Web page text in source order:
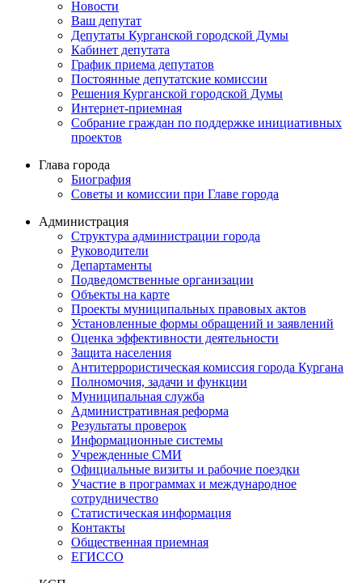
Новости
Ваш депутат
Депутаты Курганской городской Думы
Кабинет депутата
График приема депутатов
Постоянные депутатские комиссии
Решения Курганской городской Думы
Интернет-приемная
Собрание граждан по поддержке инициативных
проектов
Глава города
Биография
Советы и комиссии при Главе города
Администрация
Структура администрации города
Руководители
Департаменты
Подведомственные организации
Объекты на карте
Проекты муниципальных правовых актов
Установленные формы обращений и заявлений
Оценка эффективности деятельности
Защита населения
Антитеррористическая комиссия города Кургана
Полномочия, задачи и функции
Муниципальная служба
Административная реформа
Результаты проверок
Информационные системы
Учрежденные СМИ
Официальные визиты и рабочие поездки
Участие в программах и международное
сотрудничество
Статистическая информация
Контакты
Общественная приемная
ЕГИССО